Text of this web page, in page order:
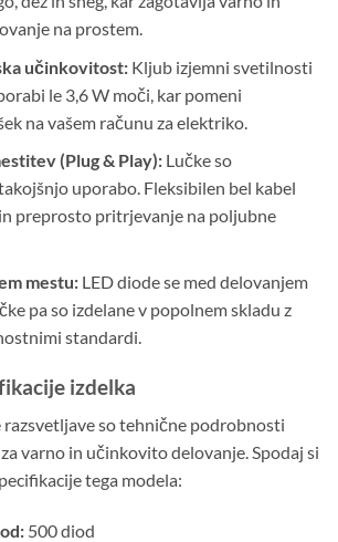
na prostem.
učinkovitost:Kljub izjemni svetilnosti
le 3,6 W moči, kar pomeni
na vašem računu za elektriko.
(Plug & Play):Lučke so
uporabo. Fleksibilen bel kabel
preprosto pritrjevanje na poljubne
mestu:LED diode se med delovanjem
pa so izdelane v popolnem skladu z
standardi.
izdelka
so tehnične podrobnosti
varno in učinkovito delovanje. Spodaj si
tega modela:
500 diod